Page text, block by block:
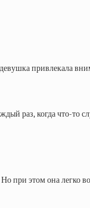
привлекала
раз, когда что-то
Но при этом она